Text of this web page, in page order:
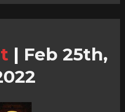
| Feb 25th,